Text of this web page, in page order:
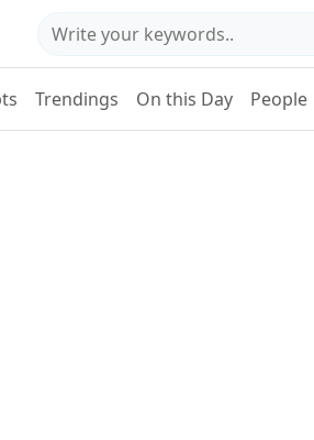
Trendings On this Day People